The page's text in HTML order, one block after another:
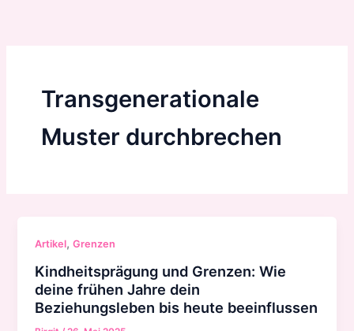
Transgenerationale
Muster durchbrechen
Artikel,Grenzen
Kindheitsprägung und Grenzen: Wie
deine frühen Jahre dein
Beziehungsleben bis heute beeinflussen